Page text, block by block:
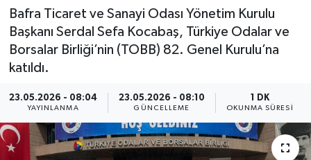
Bafra Ticaret ve Sanayi Odası Yönetim Kurulu
Başkanı Serdal Sefa Kocabaş, Türkiye Odalar ve
Borsalar Birliği’nin (TOBB) 82. Genel Kurulu’na
katıldı.
23.05.2026 - 08:04
YAYINLANMA
23.05.2026 - 08:10
GÜNCELLEME
1 DK
OKUNMA SÜRESI